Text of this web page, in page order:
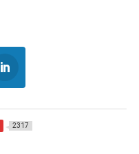
2317